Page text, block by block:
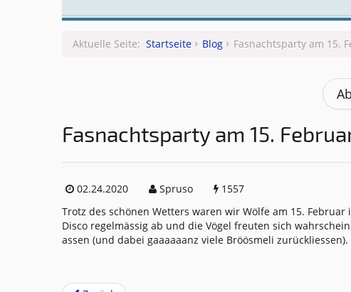
Aktuelle Seite: Startseite Blog Fasnachtsparty am 15.
Fasnachtsparty am 15.
02.24.2020 Spruso
1557
Trotz des schönen Wetters waren wir Wölfe am 15.
Disco regelmässig ab und die Vögel freuten sich
assen (und dabei gaaaaaanz viele Bröösmeli zurückliessen).